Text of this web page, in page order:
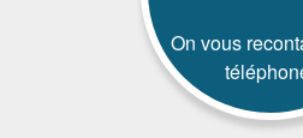
On vous